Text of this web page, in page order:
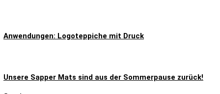
Anwendungen: Logoteppiche mit Druck
Unsere Sapper Mats sind aus der Sommerpause zurück!